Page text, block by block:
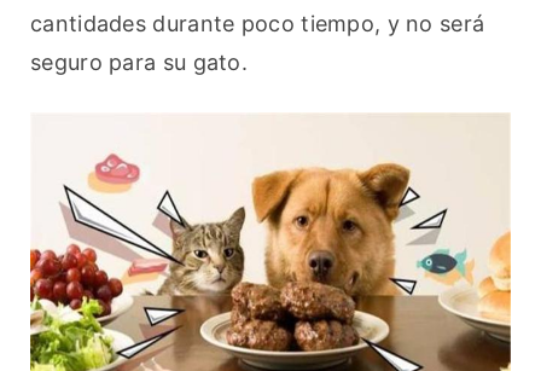
cantidades durante poco tiempo, y no será
seguro para su gato.